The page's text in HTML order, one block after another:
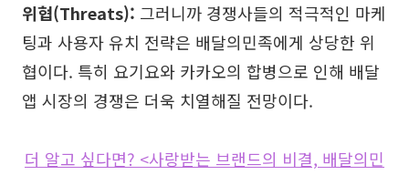
위협(Threats): 그러니까 경쟁사들의 적극적인 마케
팅과 사용자 유치 전략은 배달의민족에게 상당한 위
협이다. 특히 요기요와 카카오의 합병으로 인해 배달
앱 시장의 경쟁은 더욱 치열해질 전망이다.
더 알고 싶다면? <사랑받는 브랜드의 비결, 배달의민